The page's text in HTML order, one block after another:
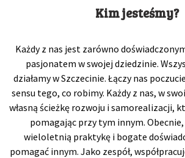
Kim jesteśmy?
Każdy z nas jest zarówno
pasjonatem w swojej dziedzinie.
działamy w Szczecinie. Łączy nas
sensu tego, co robimy. Każdy z nas, w
własną ścieżkę rozwoju i samorealizacji,
pomagając przy tym innym.
wieloletnią praktykę i bogate
pomagać innym. Jako zespół,